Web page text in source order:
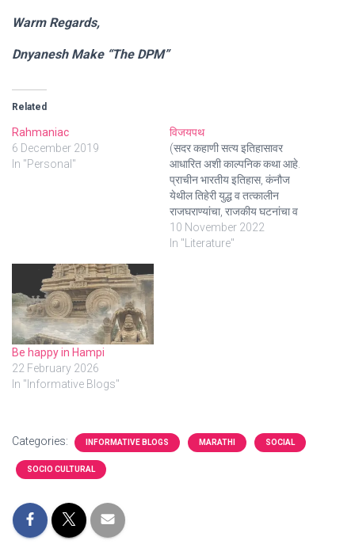
Warm Regards,
Dnyanesh Make “The DPM”
Related
Rahmaniac
6 December 2019
In "Personal"
विजयपथ
(सदर कहाणी सत्य इतिहासावर
आधारित अशी काल्पनिक कथा आहे.
प्राचीन भारतीय इतिहास, कंनौज
येथील तिहेरी युद्ध व तत्कालीन
राजघराण्यांचा, राजकीय घटनांचा व
संबंधित राजांचा केवळ मनोरंजनापूरता
उल्लेख असून कथेत सांगितलेल्या
10 November 2022
In "Literature"
Be happy in Hampi
22 February 2026
In "Informative Blogs"
Categories: INFORMATIVE BLOGS MARATHI SOCIAL
SOCIO CULTURAL